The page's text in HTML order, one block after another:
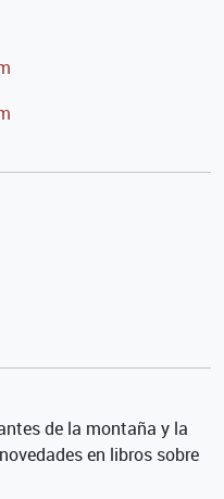
de la montaña y la
en libros sobre